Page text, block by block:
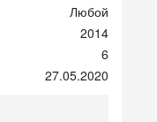
Любой
2014
6
27.05.2020